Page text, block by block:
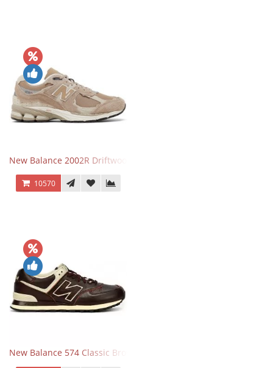
New Balance 2002R Driftwood Sea Salt бежевые
10570
New Balance 574 Classic Brown White